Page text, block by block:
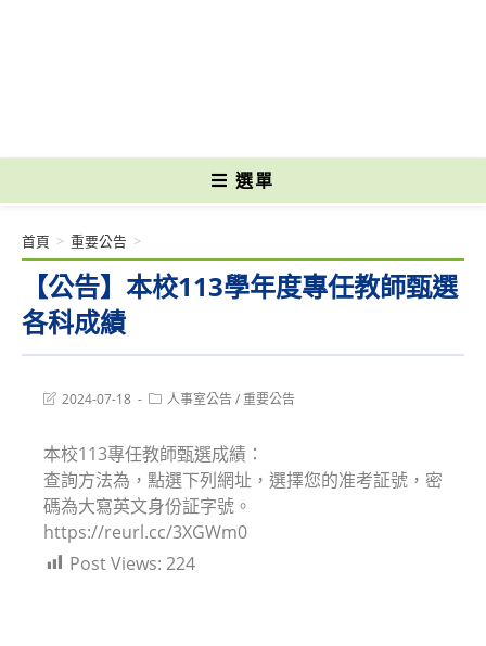
選單
【公告】本校113學年度專任教師甄選
各科成績
首頁 > 重要公告 >
Post2024-07-18
Post人事室公告/重要公告
本校113專任教師甄選成績：
查詢方法為，點選下列網址，選擇您的准考証號，密
碼為大寫英文身份証字號。
https://reurl.cc/3XGWm0
Post Views: 224